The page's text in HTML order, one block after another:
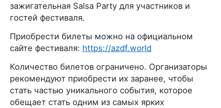
зажигательная Salsa Party для участников и
гостей фестиваля.
Приобрести билеты можно на официальном
сайте фестиваля: https://azdf.world
Количество билетов ограничено. Организаторы
рекомендуют приобрести их заранее, чтобы
стать частью уникального события, которое
обещает стать одним из самых ярких